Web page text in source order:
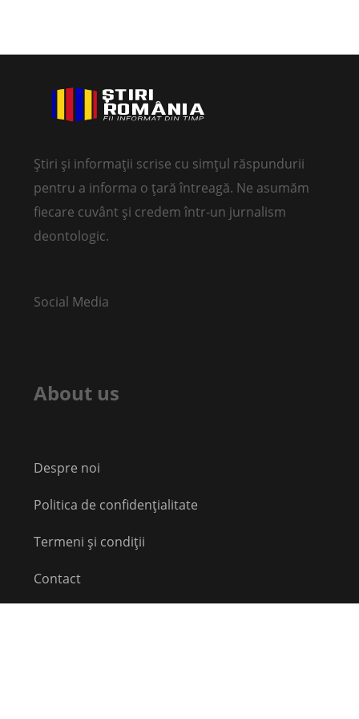
Știri și informații scrise cu simțul răspundurii
pentru a informa o țară întreagă. Ne asumăm
fiecare cuvânt și credem într-un jurnalism
deontologic.
Social Media
About us
Despre noi
Politica de confidențialitate
Termeni și condiții
Contact